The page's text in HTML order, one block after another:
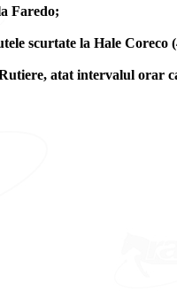
Faredo;
scurtate la Hale
atat intervalul orar